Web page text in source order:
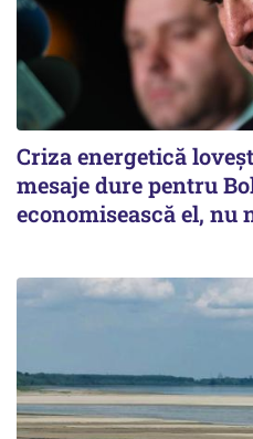
Criza energetică
mesaje dure pentru
economisească el, nu